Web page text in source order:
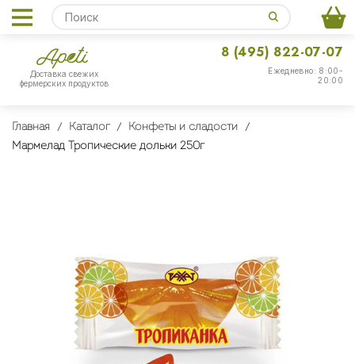
Доставка свежих
фермерских продуктов
Ежедневно: 8:00-
20:00
8 (495) 822-07-07
Главная Каталог
Конфеты и сладости
Мармелад Тропические дольки 250г